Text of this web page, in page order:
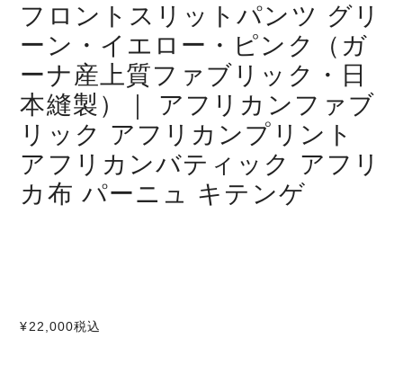
フロントスリットパンツ グリ
ーン・イエロー・ピンク（ガ
ーナ産上質ファブリック・日
本縫製）｜ アフリカンファブ
リック アフリカンプリント
アフリカンバティック アフリ
カ布 パーニュ キテンゲ
¥22,000税込